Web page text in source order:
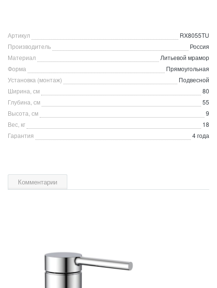
Артикул
RX8055TU
Производитель
Россия
Материал
Литьевой мрамор
Форма
Прямоугольная
Установка (монтаж)
Подвесной
Ширина, см
80
Глубина, см
55
Высота, см
9
Вес, кг
18
Гарантия
4 года
Комментарии